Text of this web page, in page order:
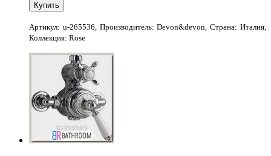
Артикул: u-265536, Производитель: Devon&devon, Страна: Италия,
Коллекция: Rose